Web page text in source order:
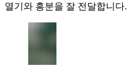
열기와 흥분을 잘 전달합니다.